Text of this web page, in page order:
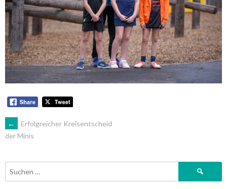
ARTIKEL-
NAVIGATION
←
Erfolgreicher Kreisentscheid
der Minis
Suchen